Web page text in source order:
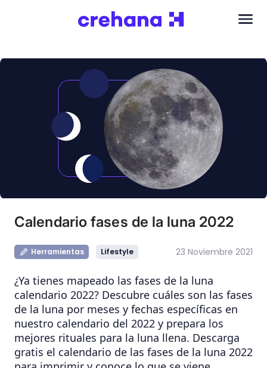
Calendario fases de la luna 2022
Herramientas Lifestyle 23 Noviembre 2021
¿Ya tienes mapeado las fases de la luna
calendario 2022? Descubre cuáles son las fases
de la luna por meses y fechas específicas en
nuestro calendario del 2022 y prepara los
mejores rituales para la luna llena. Descarga
gratis el calendario de las fases de la luna 2022